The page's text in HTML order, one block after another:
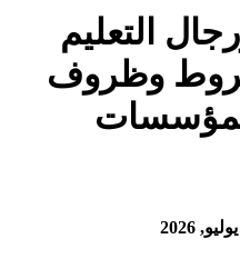
التعليم
وظروف
بمؤسسات